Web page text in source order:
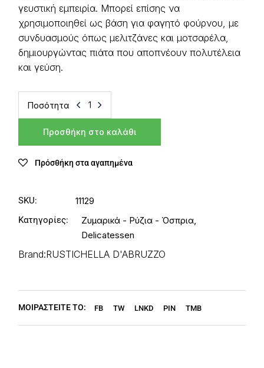
γευστική εμπειρία. Μπορεί επίσης να
χρησιμοποιηθεί ως βάση για φαγητό φούρνου, με
συνδυασμούς όπως μελιτζάνες και μοτσαρέλα,
δημιουργώντας πιάτα που αποπνέουν πολυτέλεια
και γεύση.
Ποσότητα
Προσθήκη στο καλάθι
Πρόσθήκη στα αγαπημένα
SKU: 11129
Κατηγορίες: Ζυμαρικά - Ρύζια - Όσπρια,
Delicatessen
Brand:RUSTICHELLA D'ABRUZZO
ΜΟΙΡΑΣΤΕΙΤΕ ΤΟ: FB TW LNKD PIN TMB